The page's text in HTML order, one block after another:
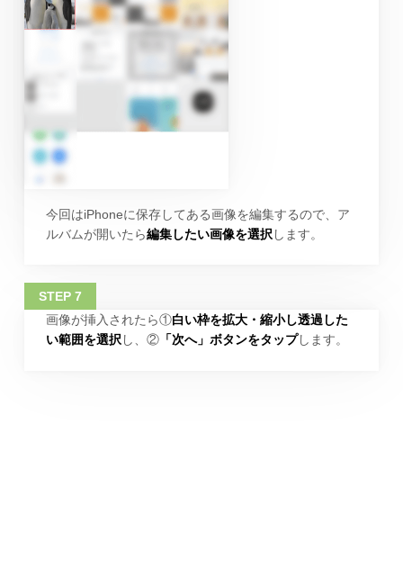
今回はiPhoneに保存してある画像を編集するので、ア
ルバムが開いたら編集したい画像を選択 します。
画像が挿入されたら①白い枠を拡大・縮小し透過した
い範囲を選択 し、②「次へ」ボタンをタップします。